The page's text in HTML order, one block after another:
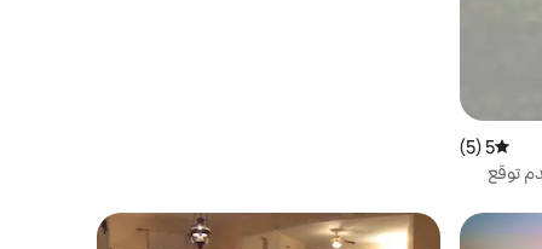
متوسط التقييم 5 من 5، 5 مراجعات
5 (5)
توقع